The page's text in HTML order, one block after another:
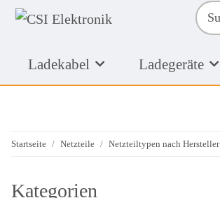
Ladekabel Ladegeräte
Startseite Netzteile Netzteiltypen nach Hersteller
Kategorien